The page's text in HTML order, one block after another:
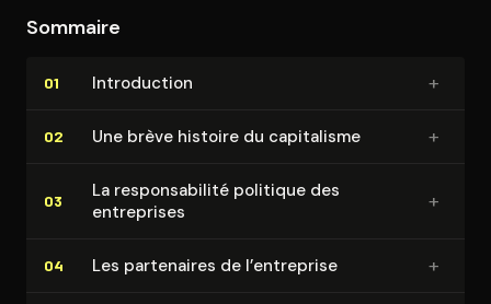
Sommaire
01 In­tro­duc­tion +
02 Une brève histoire du capitalisme +
03
La res­pon­sa­bi­li­té politique des
entreprises
+
04 Les partenaires de l’entreprise +